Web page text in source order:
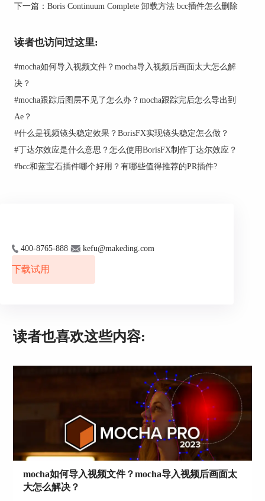
二、Boris FX Silhouette威亚擦除的优势
1、高精度跟踪：Boris FX Silhouette具备高精度的
跟踪算法，能够确保跟踪数据的准确性。
的威亚擦除。
4、良好的兼容性：Boris FX Silhouette可以与主流
三、实践技巧与建议
下一篇： Boris Continuum Complete 卸载方法 bcc插件怎么删除
读者也访问过这里:
#mocha如何导入视频文件？mocha导入视频后画面太大怎么解
决？
#mocha跟踪后图层不见了怎么办？mocha跟踪完后怎么导出到
Ae？
#什么是视频镜头稳定效果？BorisFX实现镜头稳定怎么做？
#丁达尔效应是什么意思？怎么使用BorisFX制作丁达尔效应？
#bcc和蓝宝石插件哪个好用？有哪些值得推荐的PR插件?
400-8765-888 kefu@makeding.com
下载试用
读者也喜欢这些内容:
mocha如何导入视频文件？mocha导入视频后画面太
大怎么解决？